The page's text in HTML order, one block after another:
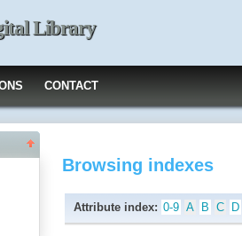
Library
CONTACT
Browsing indexes
Attribute index: 0-9 A B C D